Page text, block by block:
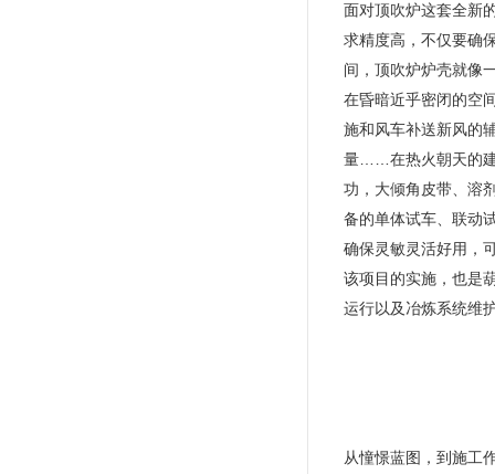
面对顶吹炉这套全新
求精度高，不仅要确
间，顶吹炉炉壳就像
在昏暗近乎密闭的空
施和风车补送新风的
量……在热火朝天的建
功，大倾角皮带、溶
备的单体试车、联动
确保灵敏灵活好用，
该项目的实施，也是
运行以及冶炼系统维
从憧憬蓝图，到施工